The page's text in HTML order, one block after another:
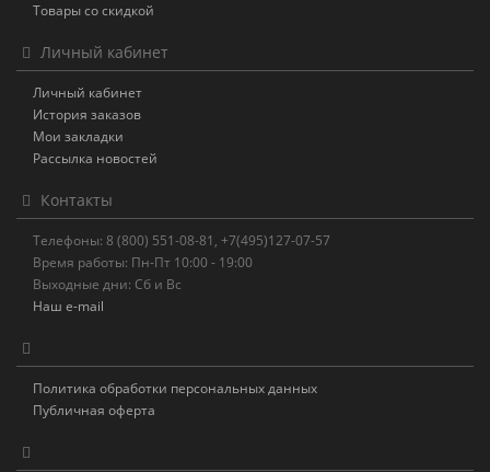
Товары со скидкой
Личный кабинет
Личный кабинет
История заказов
Мои закладки
Рассылка новостей
Контакты
Телефоны: 8 (800) 551-08-81, +7(495)127-07-57
Время работы: Пн-Пт 10:00 - 19:00
Выходные дни: Сб и Вс
Наш e-mail
Политика обработки персональных данных
Публичная оферта